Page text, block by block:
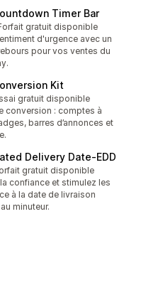
Timer Bar
sur 5 gratuit disponible
d'urgence avec un
pour vos ventes du
Kit
sur 5gratuit disponible
conversion : comptes à
barres d’annonces et
Delivery Date‑EDD
sur 5gratuit disponible
confiance et stimulez les
à la date de livraison
minuteur.